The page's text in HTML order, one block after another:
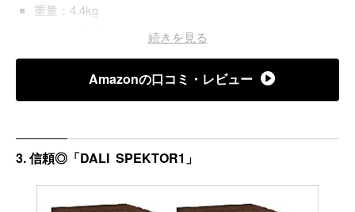
重量：4.4kg
WAY/ユニット数：2WAY
ハイレゾ対応：◯
許容入力：20W
続きを見る
Amazonの口コミ・レビュー
3. 信頼◎「DALI SPEKTOR1」